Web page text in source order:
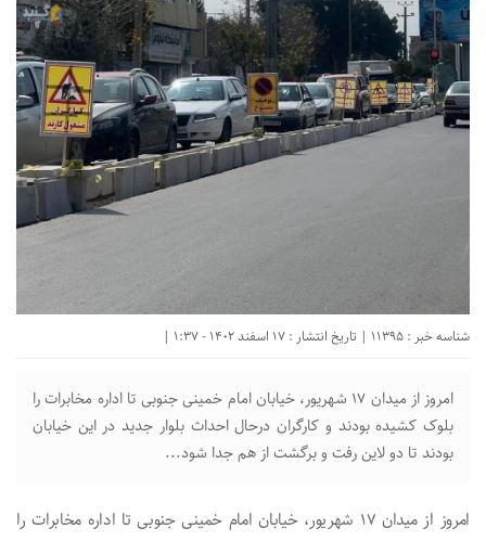
شناسه خبر : 11395 | تاریخ انتشار : 17 اسفند 1402 - 1:37 |
امروز از میدان ۱۷ شهریور، خیابان امام خمینی جنوبی تا اداره مخابرات را
بلوک کشیده بودند و کارگران در‌حال احداث بلوار جدید در این‌ خیابان
بودند تا دو لاین رفت و برگشت از هم جدا شود...
امروز از میدان ۱۷ شهریور، خیابان امام خمینی جنوبی تا اداره مخابرات را